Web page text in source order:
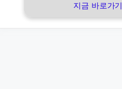
지금 바로가기